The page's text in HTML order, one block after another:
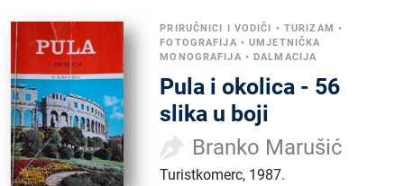
PRIRUČNICI I VODIČI • TURIZAM •
FOTOGRAFIJA •UMJETNIČKA
MONOGRAFIJA •DALMACIJA
Pula i okolica - 56
slika u boji
Branko Marušić
Turistkomerc, 1987.